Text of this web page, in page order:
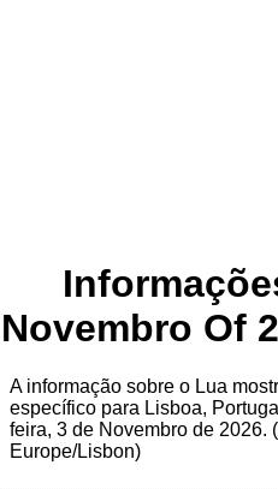
Novembro Of
A informação sobre o Lua
específico para Lisboa,
feira, 3 de Novembro de 2026.
Europe/Lisbon)